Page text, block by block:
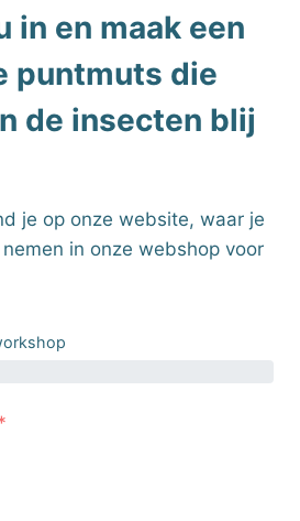
in en maak een
puntmuts die
de insecten blij
je op onze website, waar je
in onze webshop voor